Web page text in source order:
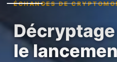
ÉCHANGES DE
le